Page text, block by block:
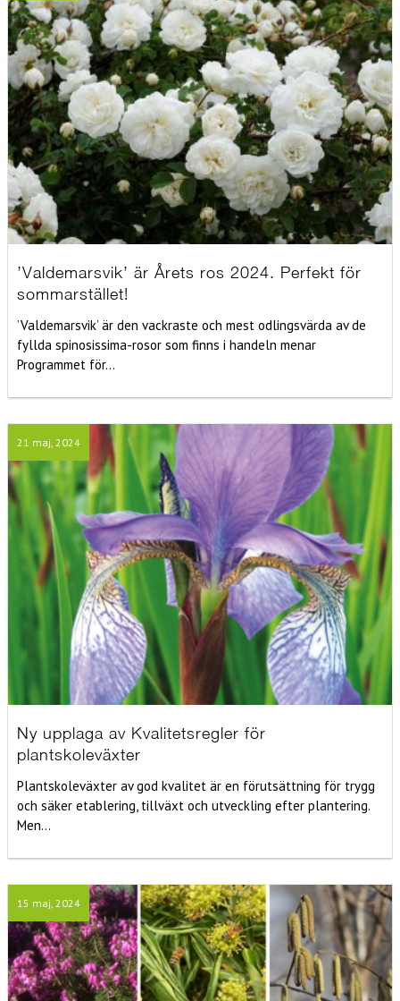
’Valdemarsvik’ är Årets ros 2024. Perfekt för
sommarstället!
’Valdemarsvik’ är den vackraste och mest odlingsvärda av de
fyllda spinosissima-rosor som finns i handeln menar
Programmet för...
21 maj, 2024
Ny upplaga av Kvalitetsregler för
plantskoleväxter
Plantskoleväxter av god kvalitet är en förutsättning för trygg
och säker etablering, tillväxt och utveckling efter plantering.
Men...
15 maj, 2024